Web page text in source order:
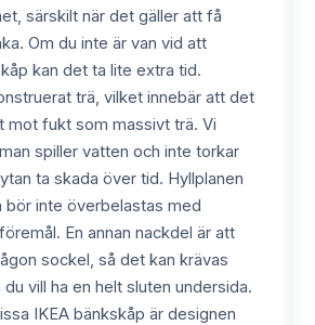
särskilt när det gäller att få
Om du inte är van vid att
kan det ta lite extra tid.
trä, vilket innebär att det
mot fukt som massivt trä. Vi
spiller vatten och inte torkar
ta skada över tid. Hyllplanen
bör inte överbelastas med
En annan nackdel är att
sockel, så det kan krävas
vill ha en helt sluten undersida.
IKEA bänkskåp är designen